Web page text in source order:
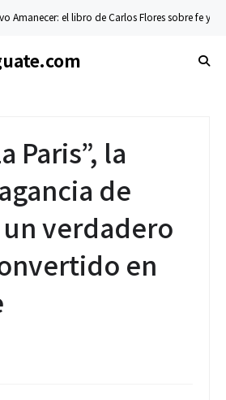
Amanecer: el libro de Carlos Flores sobre fe y
Paris”, la
de
verdadero
en